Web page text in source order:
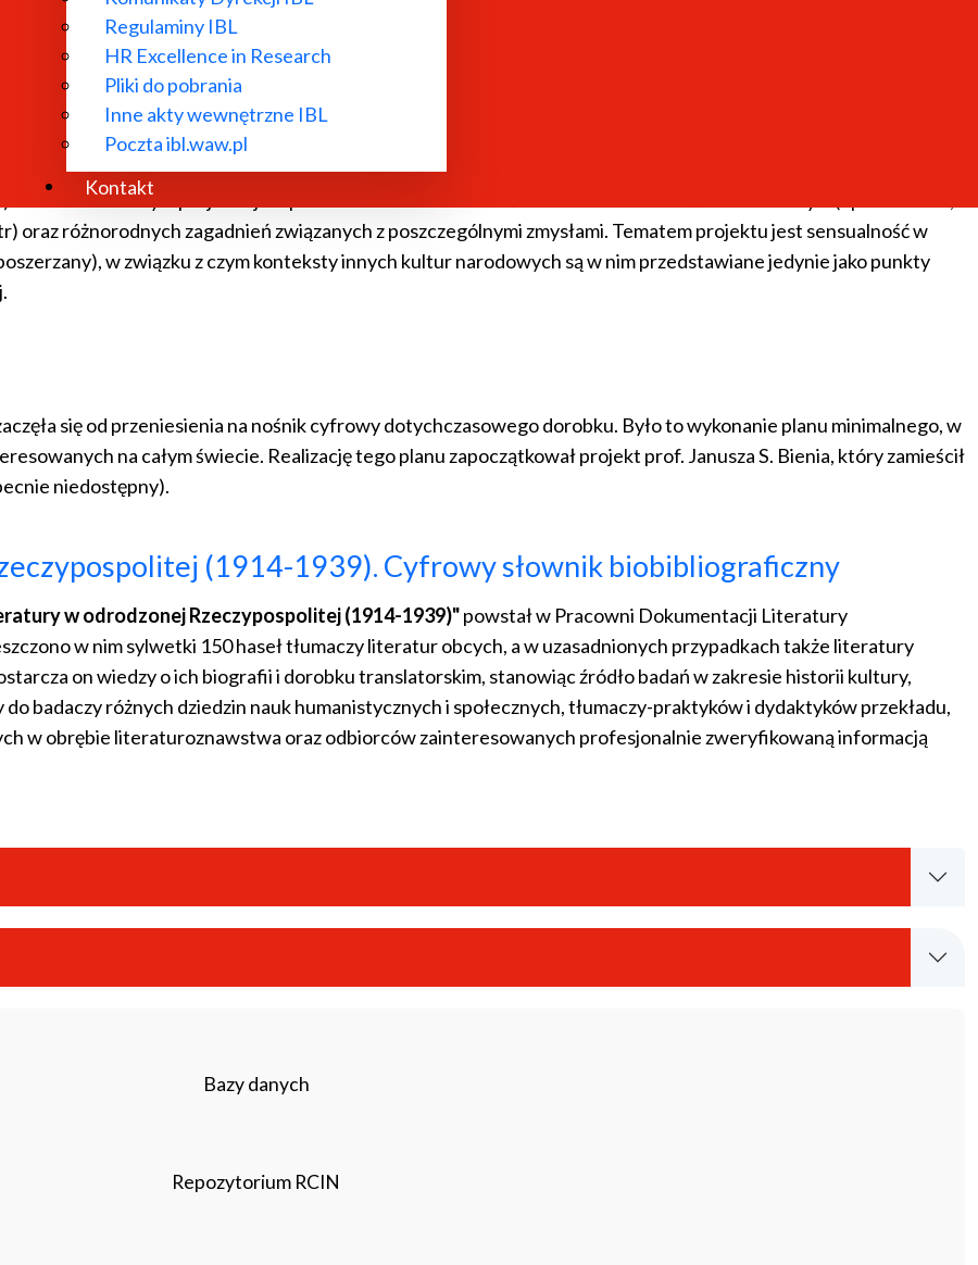
Regulaminy IBL
HR Excellence in Research
Pliki do pobrania
Inne akty wewnętrzne IBL
Poczta ibl.waw.pl
Kontakt
Bazy danych
Repozytorium RCIN
zmysłów człowieka w języku, piśmiennictwie i sztuce od
jest problematyce sensualności rozumianej jako historycznie zmienny zbiór form reprezentacji ludzkich
Celem badawczym projektu jest przedstawienie sensualności w szerokim kontekście kulturowym (np. literatura,
oraz różnorodnych zagadnień związanych z poszczególnymi zmysłami. Tematem projektu jest sensualność w
w związku z czym konteksty innych kultur narodowych są w nim przedstawiane jedynie jako punkty
się od przeniesienia na nośnik cyfrowy dotychczasowego dorobku. Było to wykonanie planu minimalnego, w
na całym świecie. Realizację tego planu zapoczątkował projekt prof. Janusza S. Bienia, który zamieścił
niedostępny).
(1914-1939). Cyfrowy słownik biobibliograficzny
w odrodzonej Rzeczypospolitej (1914-1939)"powstał w Pracowni Dokumentacji Literatury
w nim sylwetki 150 haseł tłumaczy literatur obcych, a w uzasadnionych przypadkach także literatury
on wiedzy o ich biografii i dorobku translatorskim, stanowiąc źródło badań w zakresie historii kultury,
badaczy różnych dziedzin nauk humanistycznych i społecznych, tłumaczy-praktyków i dydaktyków przekładu,
w obrębie literaturoznawstwa oraz odbiorców zainteresowanych profesjonalnie zweryfikowaną informacją